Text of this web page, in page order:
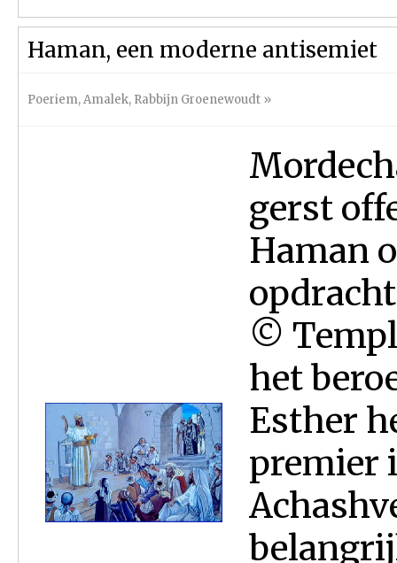
Haman, een moderne antisemiet
Poeriem,Amalek, Rabbijn Groenewoudt »
gerst
Haman
©
het
Esther
premier